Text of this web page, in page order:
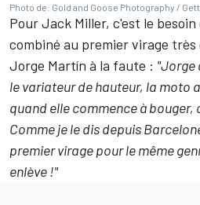
Photo de: Gold and Goose Photography /
Pour Jack Miller, c'est le
combiné au premier virage
Jorge Martín à la faute : "Jorge
le variateur de hauteur, la moto
quand elle commence à bouger,
Comme je le dis depuis
premier virage pour le même
enlève!"